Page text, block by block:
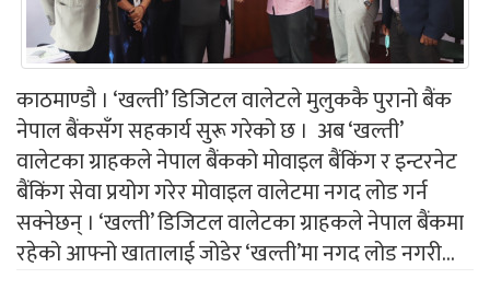
काठमाण्डौ । ‘खल्ती’ डिजिटल वालेटले मुलुककै पुरानो बैंक
नेपाल बैंकसँग सहकार्य सुरू गरेको छ । अब ‘खल्ती’
वालेटका ग्राहकले नेपाल बैंकको मोवाइल बैंकिंग र इन्टरनेट
बैंकिंग सेवा प्रयोग गरेर मोवाइल वालेटमा नगद लोड गर्न
सक्नेछन् । ‘खल्ती’ डिजिटल वालेटका ग्राहकले नेपाल बैंकमा
रहेको आफ्नो खातालाई जोडेर ‘खल्ती’मा नगद लोड नगरी...